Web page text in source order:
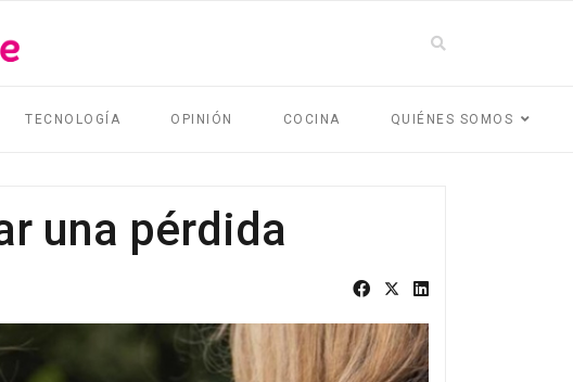
TECNOLOGÍA OPINIÓN COCINA QUIÉNES SOMOS
una pérdida